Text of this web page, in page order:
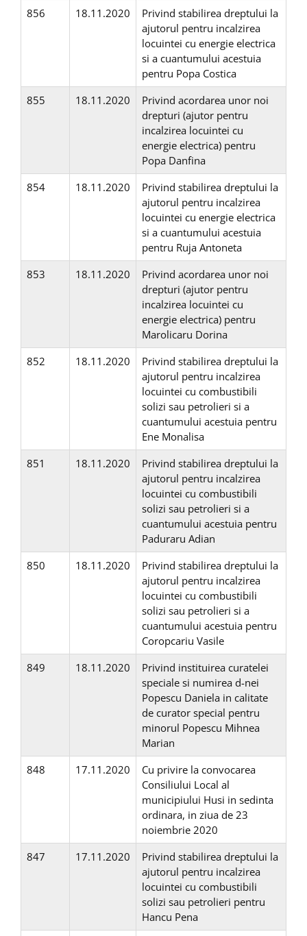
856
18.11.2020
Privind stabilirea dreptului la
ajutorul pentru incalzirea
locuintei cu energie electrica
si a cuantumului acestuia
pentru Popa Costica
855
18.11.2020
Privind acordarea unor noi
drepturi (ajutor pentru
incalzirea locuintei cu
energie electrica) pentru
Popa Danfina
854
18.11.2020
Privind stabilirea dreptului la
ajutorul pentru incalzirea
locuintei cu energie electrica
si a cuantumului acestuia
pentru Ruja Antoneta
853
18.11.2020
Privind acordarea unor noi
drepturi (ajutor pentru
incalzirea locuintei cu
energie electrica) pentru
Marolicaru Dorina
852
18.11.2020
Privind stabilirea dreptului la
ajutorul pentru incalzirea
locuintei cu combustibili
solizi sau petrolieri si a
cuantumului acestuia pentru
Ene Monalisa
851
18.11.2020
Privind stabilirea dreptului la
ajutorul pentru incalzirea
locuintei cu combustibili
solizi sau petrolieri si a
cuantumului acestuia pentru
Paduraru Adian
850
18.11.2020
Privind stabilirea dreptului la
ajutorul pentru incalzirea
locuintei cu combustibili
solizi sau petrolieri si a
cuantumului acestuia pentru
Coropcariu Vasile
849
18.11.2020
Privind instituirea curatelei
speciale si numirea d-nei
Popescu Daniela in calitate
de curator special pentru
minorul Popescu Mihnea
Marian
848
17.11.2020
Cu privire la convocarea
Consiliului Local al
municipiului Husi in sedinta
ordinara, in ziua de 23
noiembrie 2020
847
17.11.2020
Privind stabilirea dreptului la
ajutorul pentru incalzirea
locuintei cu combustibili
solizi sau petrolieri pentru
Hancu Pena